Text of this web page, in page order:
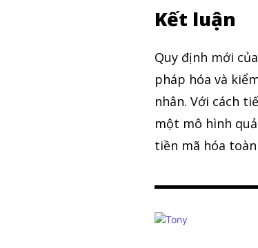
Kết luận
Quy định mới
pháp hóa và
nhân. Với cách
một mô hình
tiền mã hóa toàn